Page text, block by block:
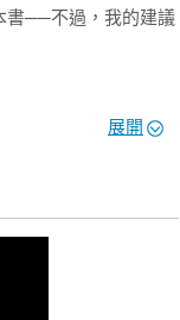
書──不過，我的建議
測，直到你啃著手
久不去。這是我數年
展開